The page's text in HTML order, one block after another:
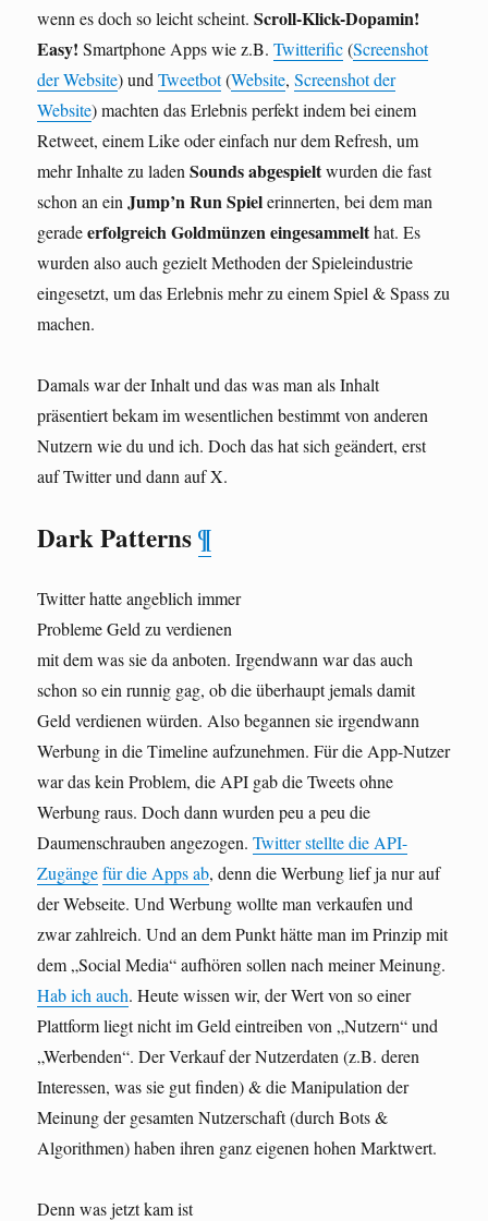
wenn es doch so leicht scheint.Scroll-Klick-Dopamin!
Easy! Smartphone Apps wie z.B.Twitterific(Screenshot
der Website) undTweetbot(Website,Screenshot der
Website) machten das Erlebnis perfekt indem bei einem
Retweet, einem Like oder einfach nur dem Refresh, um
mehr Inhalte zu ladenSounds abgespieltwurden die fast
schon an einJump’n Run Spielerinnerten, bei dem man
geradeerfolgreich Goldmünzen eingesammelthat. Es
wurden also auch gezielt Methoden der Spieleindustrie
eingesetzt, um das Erlebnis mehr zu einem Spiel & Spass zu
machen.
Damals war der Inhalt und das was man als Inhalt
präsentiert bekam im wesentlichen bestimmt von anderen
Nutzern wie du und ich. Doch das hat sich geändert, erst
auf Twitter und dann auf X.
Dark Patterns¶
Twitter hatte angeblich immer
Probleme Geld zu verdienen
mit dem was sie da anboten. Irgendwann war das auch
schon so ein runnig gag, ob die überhaupt jemals damit
Geld verdienen würden. Also begannen sie irgendwann
Werbung in die Timeline aufzunehmen. Für die App-Nutzer
war das kein Problem, die API gab die Tweets ohne
Werbung raus. Doch dann wurden peu a peu die
Daumenschrauben angezogen.Twitter stellte die API-
Zugänge für die Apps ab, denn die Werbung lief ja nur auf
der Webseite. Und Werbung wollte man verkaufen und
zwar zahlreich. Und an dem Punkt hätte man im Prinzip mit
dem „Social Media“ aufhören sollen nach meiner Meinung.
Hab ich auch. Heute wissen wir, der Wert von so einer
Plattform liegt nicht im Geld eintreiben von „Nutzern“ und
„Werbenden“. Der Verkauf der Nutzerdaten (z.B. deren
Interessen, was sie gut finden) & die Manipulation der
Meinung der gesamten Nutzerschaft (durch Bots &
Algorithmen) haben ihren ganz eigenen hohen Marktwert.
Denn was jetzt kam ist